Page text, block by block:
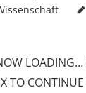
LOADING…
TO